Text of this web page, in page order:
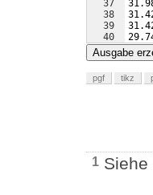
37
38
39
40
41
Ausgabe
pgf tikz
1 Siehe